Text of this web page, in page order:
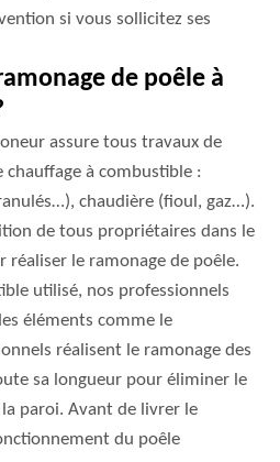
si vous sollicitez ses
de poêle à
assure tous travaux de
chauffage à combustible :
chaudière (fioul, gaz…).
de tous propriétaires dans le
le ramonage de poêle.
utilisé, nos professionnels
éléments comme le
réalisent le ramonage des
sa longueur pour éliminer le
paroi. Avant de livrer le
du poêle